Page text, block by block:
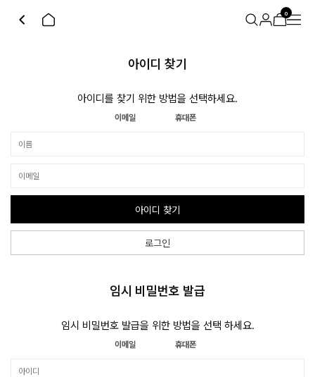
0
아이디 찾기
아이디를 찾기 위한 방법을 선택하세요.
이메일 휴대폰
아이디 찾기
로그인
임시 비밀번호 발급
임시 비밀번호 발급을 위한 방법을 선택 하세요.
이메일 휴대폰